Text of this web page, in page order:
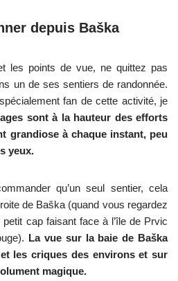
depuis Baška
les points de vue, ne quittez pas
un de ses sentiers de randonnée.
fan de cette activité, je
sont à la hauteur des efforts
grandiose à chaque instant, peu
yeux.
qu’un seul sentier, cela
de Baška (quand vous regardez
cap faisant face à l’île de Prvic
La vue sur la baie de Baška
les criques des environs et sur
magique.